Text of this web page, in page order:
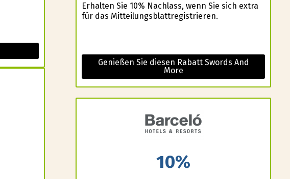
Erhalten Sie 10% Nachlass, wenn Sie sich extra
für das Mitteilungsblattregistrieren.
Genießen Sie diesen Rabatt Swords And
More
10%